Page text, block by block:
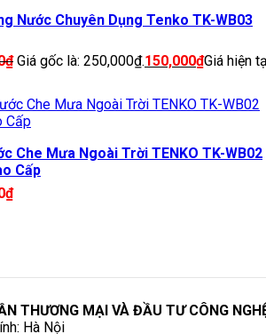
Nước Chuyên Dụng Tenko TK-WB03
₫ Giá gốc là: 250,000₫.150,000₫Giá hiện
Che Mưa Ngoài Trời TENKO TK-WB02
Cấp
₫
THƯƠNG MẠI VÀ ĐẦU TƯ CÔNG
Hà Nội